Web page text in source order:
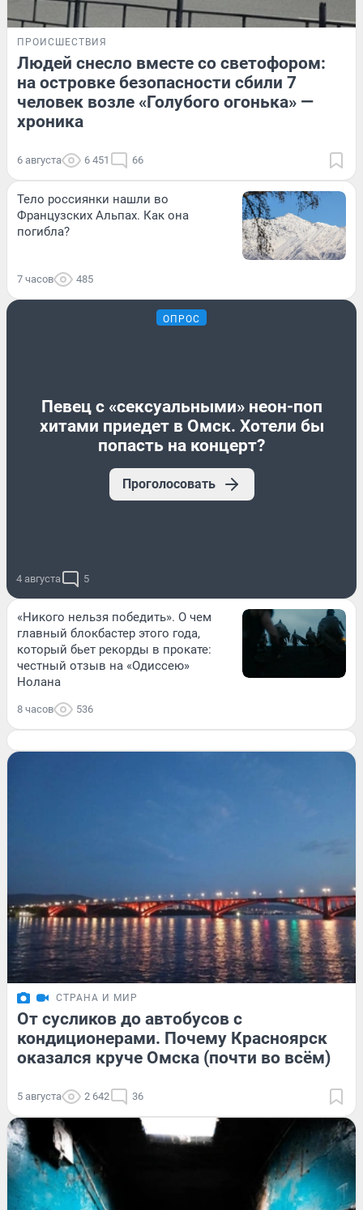
ПРОИСШЕСТВИЯ
Людей снесло вместе со светофором:
на островке безопасности сбили 7
человек возле «Голубого огонька» —
хроника
6 августа 6 451 66
Тело россиянки нашли во
Французских Альпах. Как она
погибла?
7 часов 485
ОПРОС
Певец с «сексуальными» неон-поп
хитами приедет в Омск. Хотели бы
попасть на концерт?
Проголосовать
4 августа 5
«Никого нельзя победить». О чем
главный блокбастер этого года,
который бьет рекорды в прокате:
честный отзыв на «Одиссею»
Нолана
8 часов 536
СТРАНА И МИР
От сусликов до автобусов с
кондиционерами. Почему Красноярск
оказался круче Омска (почти во всём)
5 августа 2 642 36